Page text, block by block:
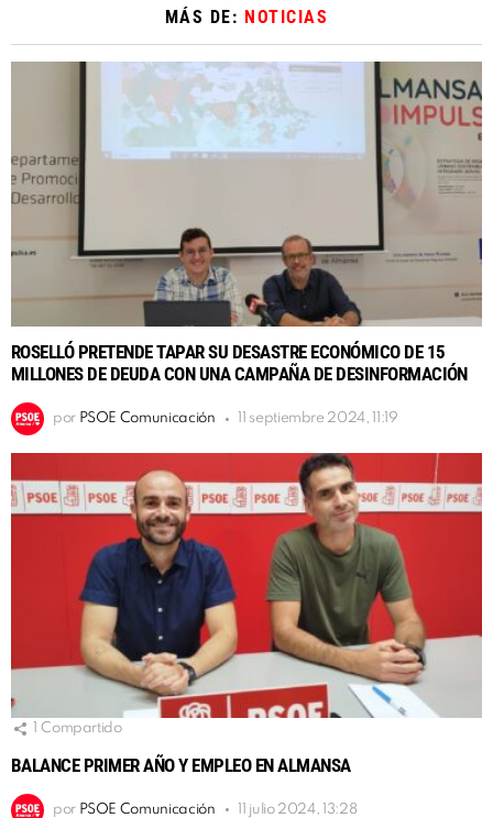
MÁS DE: NOTICIAS
ROSELLÓ PRETENDE TAPAR SU DESASTRE ECONÓMICO DE 15
MILLONES DE DEUDA CON UNA CAMPAÑA DE DESINFORMACIÓN
por PSOE Comunicación 11 septiembre 2024, 11:19
Compartido
BALANCE PRIMER AÑO Y EMPLEO EN ALMANSA
por PSOE Comunicación 11 julio 2024, 13:28